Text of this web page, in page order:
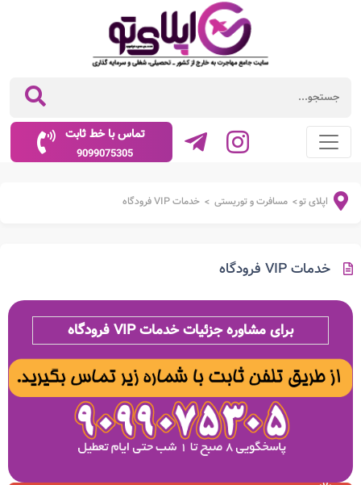
تماس با خط ثابت
9099075305
اپلای تو> مسافرت و توریستی > خدمات VIP فرودگاه
خدمات VIP فرودگاه
برای مشاوره جزئیات خدمات VIP فرودگاه